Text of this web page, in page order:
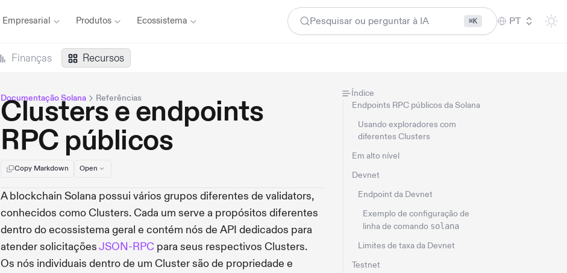
Empresarial Produtos Ecossistema Pesquisar ou perguntar à IA ⌘K PT
Finanças Recursos
Documentação Solana Referências
Clusters e endpoints
RPC públicos
Copy Markdown Open
A blockchain Solana possui vários grupos diferentes de validators,
conhecidos como Clusters. Cada um serve a propósitos diferentes
dentro do ecossistema geral e contém nós de API dedicados para
atender solicitaçõesJSON-RPC para seus respectivos Clusters.
Os nós individuais dentro de um Cluster são de propriedade e
Índice
Endpoints RPC públicos da Solana
Usando exploradores com
diferentes Clusters
Em alto nível
Devnet
Endpoint da Devnet
Exemplo de configuração de
linha de comando solana
Limites de taxa da Devnet
Testnet